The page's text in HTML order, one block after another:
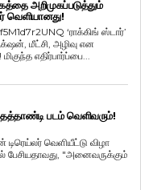
அறிமுகப்படுத்தும்
வெளியானது!
‘ராக்கிங் ஸ்டார்’
மீட்சி, அழிவு என
பிரம்மாண்ட உலகத்தை அறிமுகப்படுத்துகிறது! மிகுந்த எதிர்பார்ப்பை...
படம் வெளிவரும்!
டிரெய்லர் வெளியீட்டு விழா